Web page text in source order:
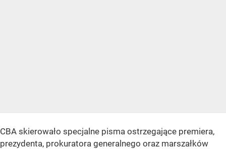
CBA skierowało specjalne pisma ostrzegające premiera,
prezydenta, prokuratora generalnego oraz marszałków